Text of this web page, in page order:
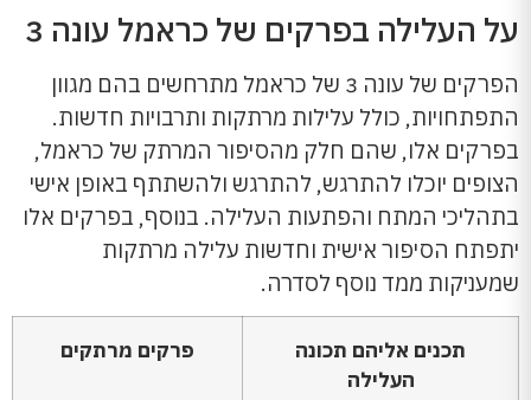
על העלילה בפרקים של כראמל עונה 3
הפרקים של עונה 3 של כראמל מתרחשים בהם מגוון
התפתחויות, כולל עלילות מרתקות ותרבויות חדשות.
בפרקים אלו, שהם חלק מהסיפור המרתק של כראמל,
הצופים יוכלו להתרגש, להתרגש ולהשתתף באופן אישי
בתהליכי המתח והפתעות העלילה. בנוסף, בפרקים אלו
יתפתח הסיפור אישית וחדשות עלילה מרתקות
שמעניקות ממד נוסף לסדרה.
תכנים אליהם תכונה
העלילה
פרקים מרתקים